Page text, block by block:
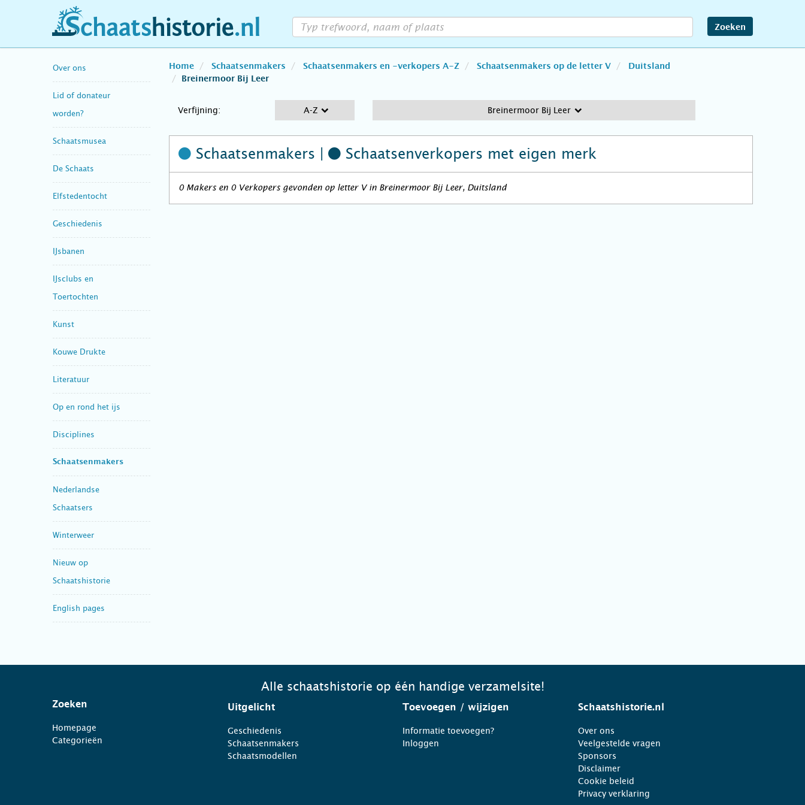
schaatshistorie.nl Zoeken
Over ons
Lid of donateur
worden?
Schaatsmusea
De Schaats
Elfstedentocht
Geschiedenis
IJsbanen
IJsclubs en
Toertochten
Kunst
Kouwe Drukte
Literatuur
Op en rond het ijs
Disciplines
Schaatsenmakers
Nederlandse
Schaatsers
Winterweer
Nieuw op
Schaatshistorie
English pages
Home Schaatsenmakers Schaatsenmakers en -verkopers A-Z Schaatsenmakers op de letter V
Duitsland
Breinermoor Bij Leer
Verfijning: A-Z Breinermoor Bij Leer
Schaatsenmakers | Schaatsenverkopers met eigen merk
0 Makers en 0 Verkopers gevonden op letter V in Breinermoor Bij Leer, Duitsland
Alle schaatshistorie op één handige verzamelsite!
Zoeken
Homepage
Categorieën
Uitgelicht
Geschiedenis
Schaatsenmakers
Schaatsmodellen
Toevoegen / wijzigen
Informatie toevoegen?
Inloggen
Schaatshistorie.nl
Over ons
Veelgestelde vragen
Sponsors
Disclaimer
Cookie beleid
Privacy verklaring